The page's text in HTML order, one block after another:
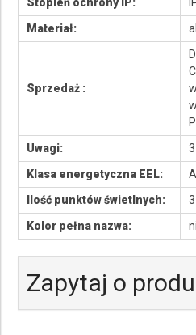
Materiał:
Sprzedaż :
Uwagi:
Klasa energetyczna EEL:
Ilość punktów świetlnych:
3
Kolor pełna nazwa:
Zapytaj o